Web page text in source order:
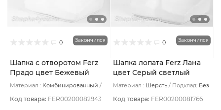
0 Закончился
Шапка с отворотом Ferz
Прадо цвет Бежевый
светлый
Материал : Комбинированный
Код товара: FER00200082943
0 Закончился
Шапка лопата Ferz Лана
цвет Серый светлый
Материал : Шерсть Подклад: Без
Код товара: FER00200081766